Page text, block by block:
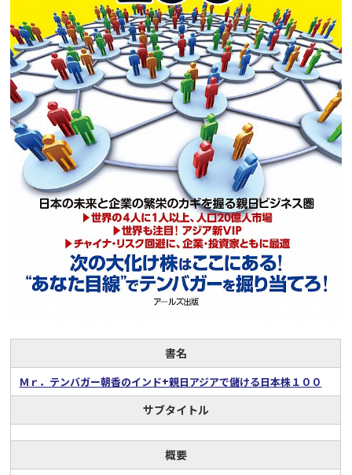
書名
Ｍｒ．テンバガー朝香のインド+親日アジアで儲ける日本株１００
サブタイトル
概要